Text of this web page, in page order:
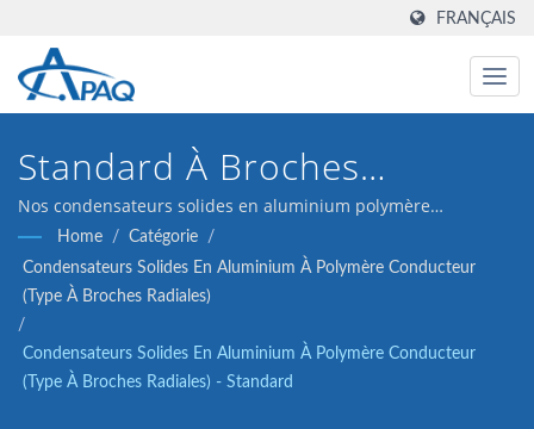
FRANÇAIS
Standard À Broches
Radiales, 2000 Heures À
105°C, Solution Économique
De 2,5 À 16V
Nos condensateurs solides en aluminium polymère
conducteur ESR25 de 16V 100μF (type à broches radiales) sont
conçus pour répondre aux convertisseurs DC-DC, régulateurs
de tension et applications de découplage.
Home / Catégorie
/
Condensateurs Solides En Aluminium À Polymère Conducteur
(type À Broches Radiales)
/
Condensateurs Solides En Aluminium À Polymère Conducteur
(type À Broches Radiales) - Standard